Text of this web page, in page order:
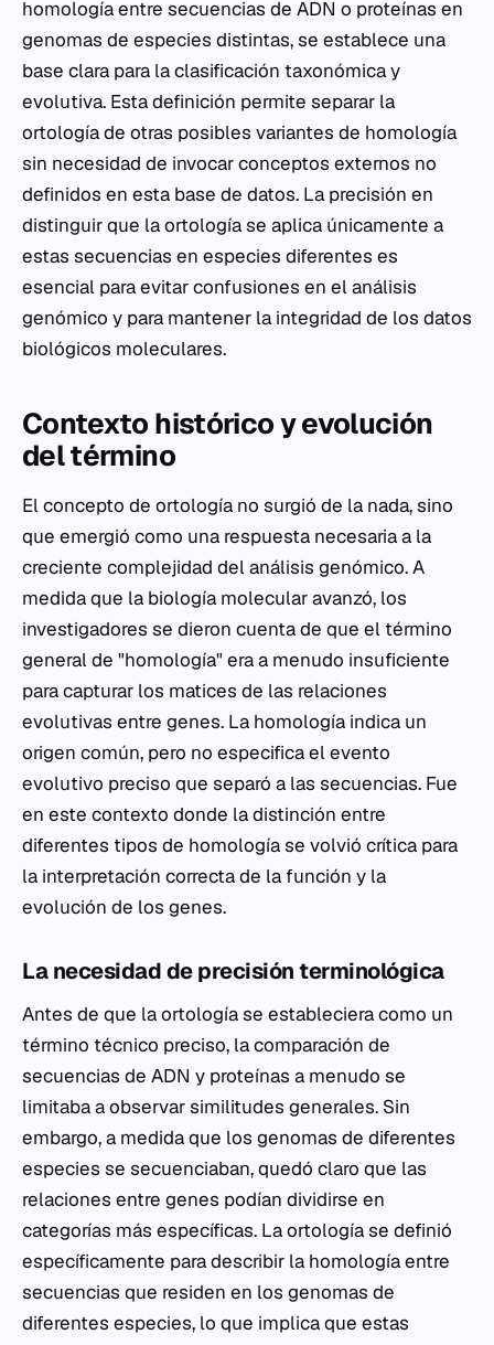
homología entre secuencias de ADN o proteínas en
genomas de especies distintas, se establece una
base clara para la clasificación taxonómica y
evolutiva. Esta definición permite separar la
ortología de otras posibles variantes de homología
sin necesidad de invocar conceptos externos no
definidos en esta base de datos. La precisión en
distinguir que la ortología se aplica únicamente a
estas secuencias en especies diferentes es
esencial para evitar confusiones en el análisis
genómico y para mantener la integridad de los datos
biológicos moleculares.
Contexto histórico y evolución
del término
El concepto de ortología no surgió de la nada, sino
que emergió como una respuesta necesaria a la
creciente complejidad del análisis genómico. A
medida que la biología molecular avanzó, los
investigadores se dieron cuenta de que el término
general de "homología" era a menudo insuficiente
para capturar los matices de las relaciones
evolutivas entre genes. La homología indica un
origen común, pero no especifica el evento
evolutivo preciso que separó a las secuencias. Fue
en este contexto donde la distinción entre
diferentes tipos de homología se volvió crítica para
la interpretación correcta de la función y la
evolución de los genes.
La necesidad de precisión terminológica
Antes de que la ortología se estableciera como un
término técnico preciso, la comparación de
secuencias de ADN y proteínas a menudo se
limitaba a observar similitudes generales. Sin
embargo, a medida que los genomas de diferentes
especies se secuenciaban, quedó claro que las
relaciones entre genes podían dividirse en
categorías más específicas. La ortología se definió
específicamente para describir la homología entre
secuencias que residen en los genomas de
diferentes especies, lo que implica que estas